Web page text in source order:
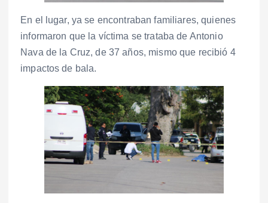
En el lugar, ya se encontraban familiares, quienes
informaron que la víctima se trataba de Antonio
Nava de la Cruz, de 37 años, mismo que recibió 4
impactos de bala.